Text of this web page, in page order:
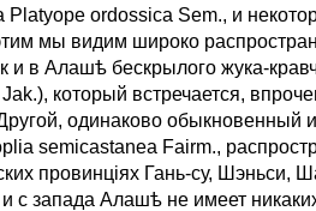
Platyope ordossica Sem., и
мы видим широко
и в Алашѣ бескрылого жука-
который встречается,
одинаково обыкновенный
semicastanea Fairm.,
провинціях Гань-су, Шэньси,
с запада Алашѣ не имеет